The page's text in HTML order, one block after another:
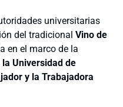
universitarias
del tradicional Vino de
en el marco de la
la Universidad de
y la Trabajadora